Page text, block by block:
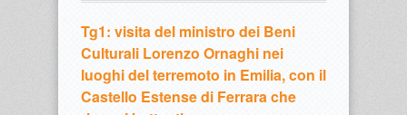
Tg1: visita del ministro dei Beni
Culturali Lorenzo Ornaghi nei
luoghi del terremoto in Emilia, con il
Castello Estense di Ferrara che